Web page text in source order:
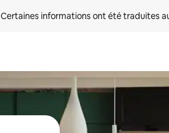
Certaines informations ont été traduites